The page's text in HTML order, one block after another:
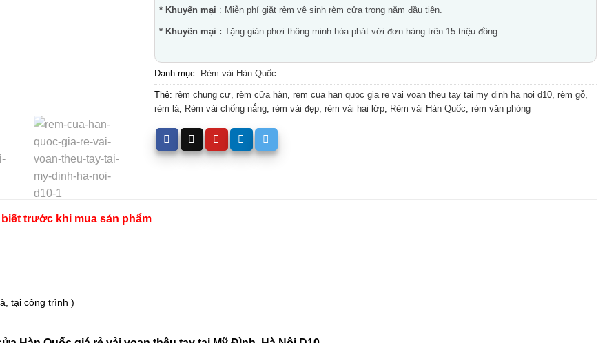
* Khuyến mại : Miễn phí giặt rèm vệ sinh rèm cửa trong năm đầu tiên.
* Khuyến mại : Tặng giàn phơi thông minh hòa phát với đơn hàng trên 15 triệu đồng
Danh mục: Rèm vải Hàn Quốc
Thẻ: rèm chung cư rèm cửa hàn rem cua han quoc gia re vai voan theu tay tai my dinh ha noi d10 rèm gỗ
rèm lá
Rèm vải chống nắng rèm vải đẹp rèm vải hai lớp Rèm vải Hàn Quốc rèm văn phòng
trước khi mua sản phẩm
tại công trình )